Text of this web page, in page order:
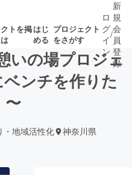
トを掲はじ
める
プロジェクト
をさがす
募集終了が近いプ
ロ
グ
イ
ン
/
新
規
会
員
登
録
の場プロジェ
ンチを作りた
〜
・地域活性化 神奈川県